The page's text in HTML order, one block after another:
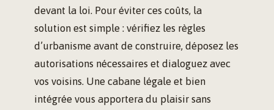
devant la loi. Pour éviter ces coûts, la
solution est simple : vérifiez les règles
d’urbanisme avant de construire, déposez les
autorisations nécessaires et dialoguez avec
vos voisins. Une cabane légale et bien
intégrée vous apportera du plaisir sans